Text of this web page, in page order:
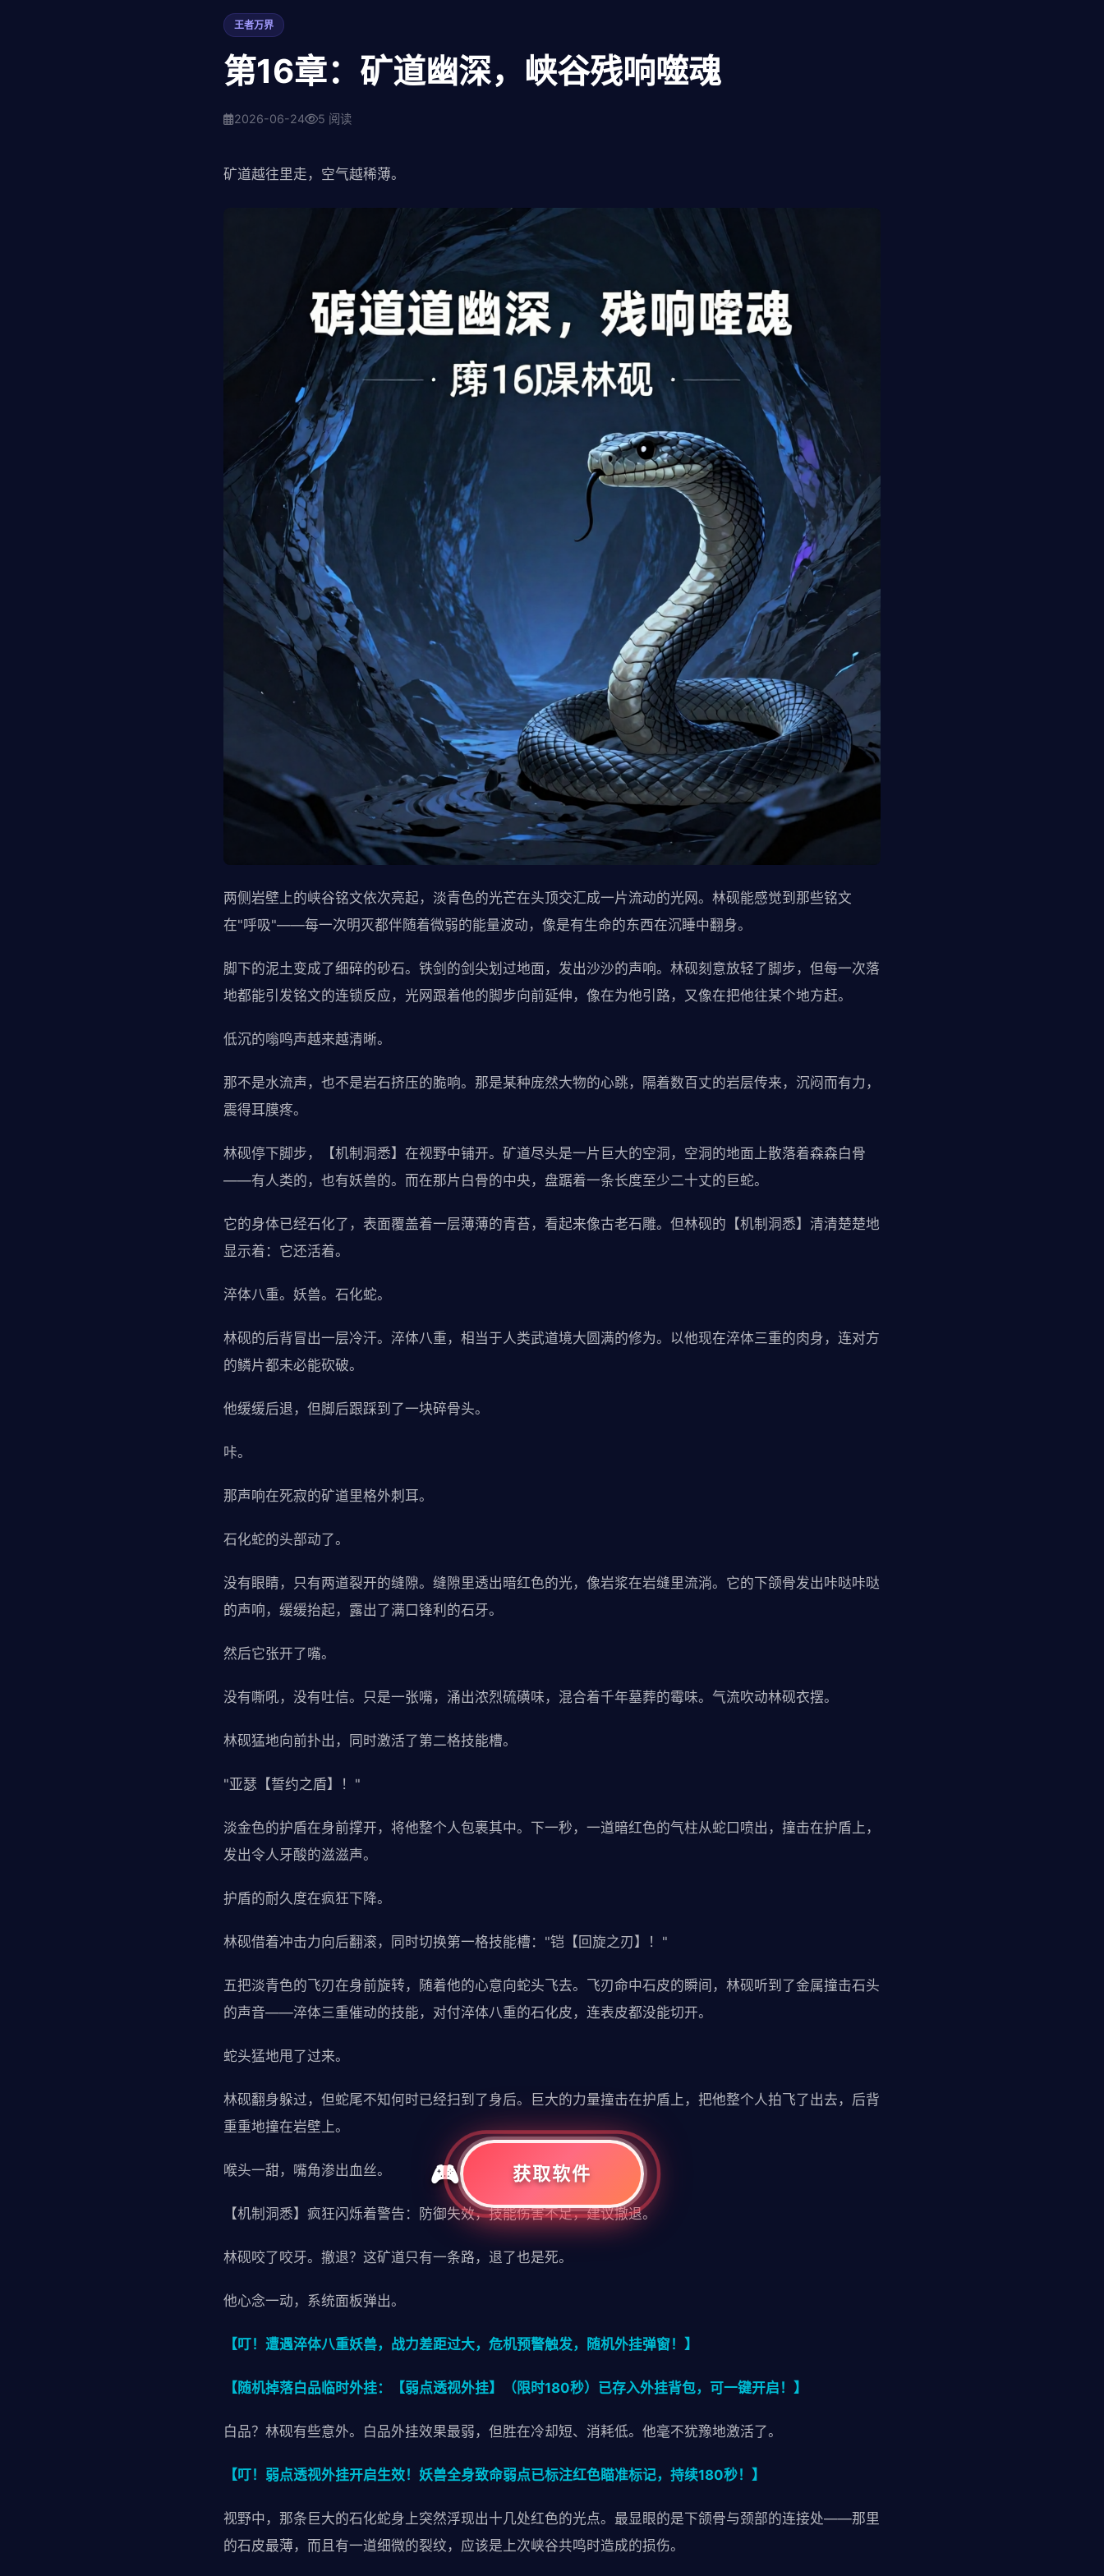
王者万界
第16章：矿道幽深，峡谷残响噬魂
2026-06-24 5 阅读
矿道越往里走，空气越稀薄。
两侧岩壁上的峡谷铭文依次亮起，淡青色的光芒在头顶交汇成一片流动的光网。林砚能感觉到那些铭文
在"呼吸"——每一次明灭都伴随着微弱的能量波动，像是有生命的东西在沉睡中翻身。
脚下的泥土变成了细碎的砂石。铁剑的剑尖划过地面，发出沙沙的声响。林砚刻意放轻了脚步，但每一次落
地都能引发铭文的连锁反应，光网跟着他的脚步向前延伸，像在为他引路，又像在把他往某个地方赶。
低沉的嗡鸣声越来越清晰。
那不是水流声，也不是岩石挤压的脆响。那是某种庞然大物的心跳，隔着数百丈的岩层传来，沉闷而有力，
震得耳膜疼。
林砚停下脚步，【机制洞悉】在视野中铺开。矿道尽头是一片巨大的空洞，空洞的地面上散落着森森白骨
——有人类的，也有妖兽的。而在那片白骨的中央，盘踞着一条长度至少二十丈的巨蛇。
它的身体已经石化了，表面覆盖着一层薄薄的青苔，看起来像古老石雕。但林砚的【机制洞悉】清清楚楚地
显示着：它还活着。
淬体八重。妖兽。石化蛇。
林砚的后背冒出一层冷汗。淬体八重，相当于人类武道境大圆满的修为。以他现在淬体三重的肉身，连对方
的鳞片都未必能砍破。
他缓缓后退，但脚后跟踩到了一块碎骨头。
咔。
那声响在死寂的矿道里格外刺耳。
石化蛇的头部动了。
没有眼睛，只有两道裂开的缝隙。缝隙里透出暗红色的光，像岩浆在岩缝里流淌。它的下颌骨发出咔哒咔哒
的声响，缓缓抬起，露出了满口锋利的石牙。
然后它张开了嘴。
没有嘶吼，没有吐信。只是一张嘴，涌出浓烈硫磺味，混合着千年墓葬的霉味。气流吹动林砚衣摆。
林砚猛地向前扑出，同时激活了第二格技能槽。
"亚瑟【誓约之盾】！"
淡金色的护盾在身前撑开，将他整个人包裹其中。下一秒，一道暗红色的气柱从蛇口喷出，撞击在护盾上，
发出令人牙酸的滋滋声。
护盾的耐久度在疯狂下降。
林砚借着冲击力向后翻滚，同时切换第一格技能槽："铠【回旋之刃】！"
五把淡青色的飞刃在身前旋转，随着他的心意向蛇头飞去。飞刃命中石皮的瞬间，林砚听到了金属撞击石头
的声音——淬体三重催动的技能，对付淬体八重的石化皮，连表皮都没能切开。
蛇头猛地甩了过来。
林砚翻身躲过，但蛇尾不知何时已经扫到了身后。巨大的力量撞击在护盾上，把他整个人拍飞了出去，后背
重重地撞在岩壁上。
喉头一甜，嘴角渗出血丝。
【机制洞悉】疯狂闪烁着警告：防御失效，技能伤害不足，建议撤退。
林砚咬了咬牙。撤退？这矿道只有一条路，退了也是死。
他心念一动，系统面板弹出。
【叮！遭遇淬体八重妖兽，战力差距过大，危机预警触发，随机外挂弹窗！】
【随机掉落白品临时外挂：【弱点透视外挂】（限时180秒）已存入外挂背包，可一键开启！】
白品？林砚有些意外。白品外挂效果最弱，但胜在冷却短、消耗低。他毫不犹豫地激活了。
【叮！弱点透视外挂开启生效！妖兽全身致命弱点已标注红色瞄准标记，持续180秒！】
视野中，那条巨大的石化蛇身上突然浮现出十几处红色的光点。最显眼的是下颌骨与颈部的连接处——那里
的石皮最薄，而且有一道细微的裂纹，应该是上次峡谷共鸣时造成的损伤。
获取软件